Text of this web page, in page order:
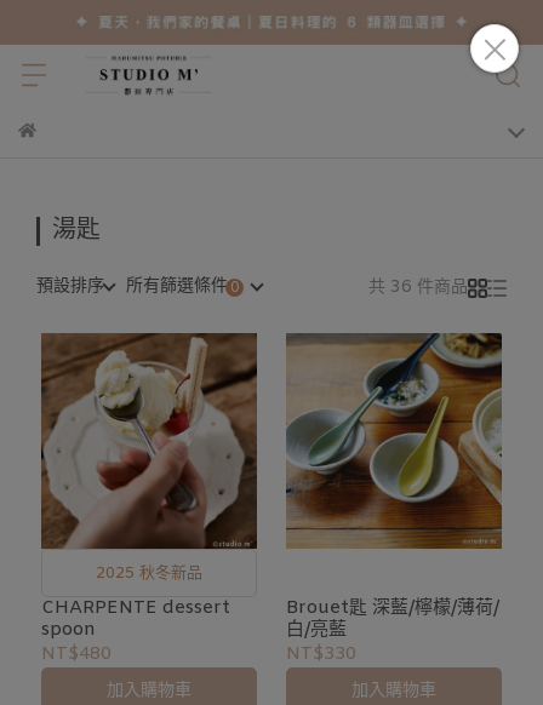
湯匙
預設排序 所有篩選條件 共 36 件商品
2025 秋冬新品
CHARPENTE dessert
spoon
NT$480
加入購物車
Brouet匙 深藍/檸檬/薄荷/
白/亮藍
NT$330
加入購物車